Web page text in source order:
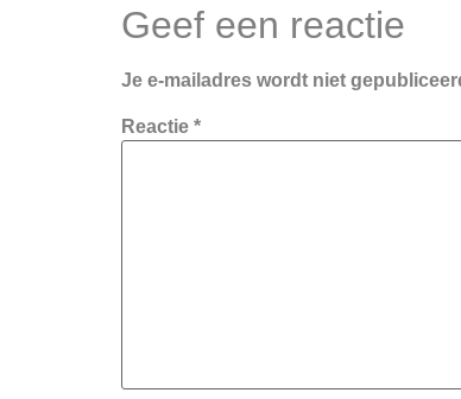
Geef een reactie
Je e-mailadres wordt niet
Reactie *